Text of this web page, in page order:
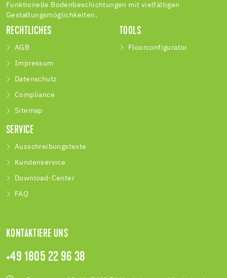
Funktionelle Bodenbeschichtungen mit vielfältigen
Gestaltungsmöglichkeiten.
RECHTLICHES
AGB
Impressum
Datenschutz
Compliance
Sitemap
TOOLS
Floorconfigurator
SERVICE
Ausschreibungstexte
Kundenservice
Download-Center
FAQ
KONTAKTIERE UNS
+49 1805 22 96 38